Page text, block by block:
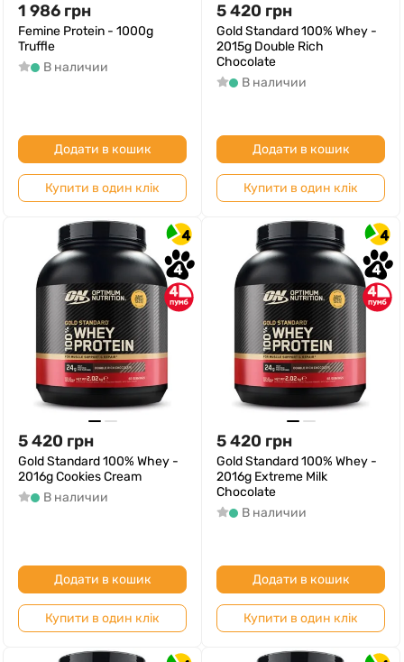
1 986 грн
Femine Protein - 1000g
Truffle
В наличии
Додати в кошик
Купити в один клік
5 420 грн
Gold Standard 100% Whey -
2015g Double Rich
Chocolate
В наличии
Додати в кошик
Купити в один клік
4
4
4
5 420 грн
Gold Standard 100% Whey -
2016g Cookies Cream
В наличии
Додати в кошик
Купити в один клік
4
4
4
5 420 грн
Gold Standard 100% Whey -
2016g Extreme Milk
Chocolate
В наличии
Додати в кошик
Купити в один клік